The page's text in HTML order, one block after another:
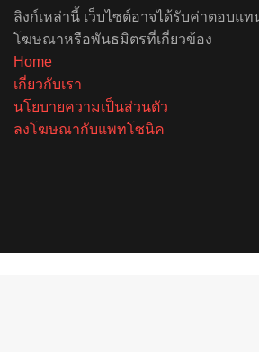
ลิงก์เหล่านี้ เว็บไซต์อาจได้รับค่าตอบแท
โฆษณาหรือพันธมิตรที่เกี่ยวข้อง
Home
เกี่ยวกับเรา
นโยบายความเป็นส่วนตัว
ลงโฆษณากับแพทโซนิค